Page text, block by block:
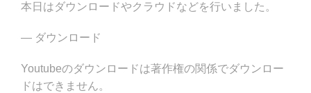
本日はダウンロードやクラウドなどを行いました。
— ダウンロード
Youtubeのダウンロードは著作権の関係でダウンロー
ドはできません。